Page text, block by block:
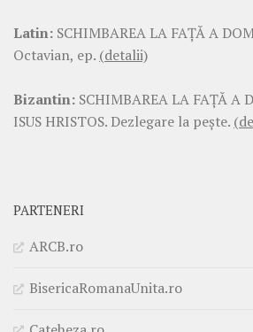
Latin: SCHIMBAREA LA FAŢĂ A
Octavian, ep. (detalii)
Bizantin: SCHIMBAREA LA FAŢĂ A
ISUS HRISTOS. Dezlegare la pește.
PARTENERI
ARCB.ro
BisericaRomanaUnita.ro